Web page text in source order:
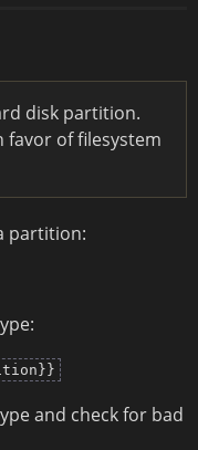
disk partition.
favor of filesystem
partition:
and check for bad